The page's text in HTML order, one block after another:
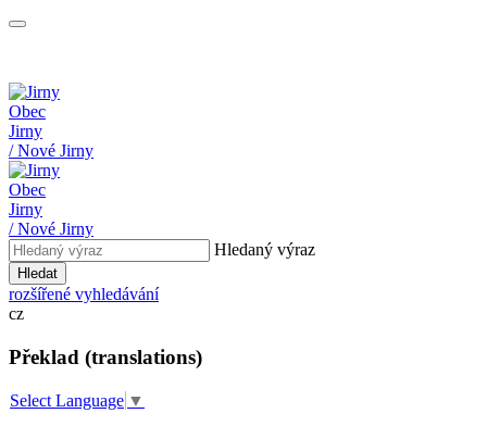
Obec
Jirny
/ Nové Jirny
Obec
Jirny
/ Nové Jirny
Hledaný výraz
Hledat
rozšířené vyhledávání
cz
Překlad (translations)
Select Language ▼